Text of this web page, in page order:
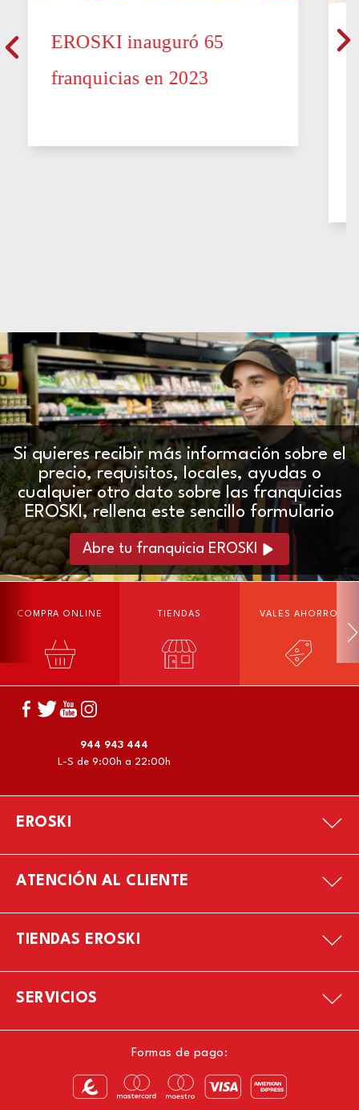
EROSKI inauguró 65
franquicias en 2023
Si quieres recibir más información sobre el
precio, requisitos, locales, ayudas o
cualquier otro dato sobre las franquicias
EROSKI, rellena este sencillo formulario
Abre tu franquicia EROSKI
COMPRA ONLINE TIENDAS VALES AHORRO
944 943 444
L-S de 9:00h a 22:00h
EROSKI
ATENCIÓN AL CLIENTE
TIENDAS EROSKI
SERVICIOS
Formas de pago: